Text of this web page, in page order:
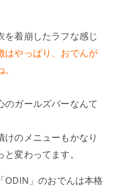
を着崩したラフな感じ
はやっぱり、おでんが
のガールズバーなんて
けのメニューもかなり
変わってます。
ODIN」のおでんは本格